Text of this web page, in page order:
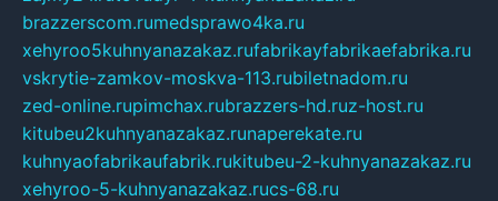
brazzerscom.rumedsprawo4ka.ru
xehyroo5kuhnyanazakaz.rufabrikayfabrikaefabrika.ru
vskrytie-zamkov-moskva-113.rubiletnadom.ru
zed-online.rupimchax.rubrazzers-hd.ruz-host.ru
kitubeu2kuhnyanazakaz.runaperekate.ru
kuhnyaofabrikaufabrik.rukitubeu-2-kuhnyanazakaz.ru
xehyroo-5-kuhnyanazakaz.rucs-68.ru